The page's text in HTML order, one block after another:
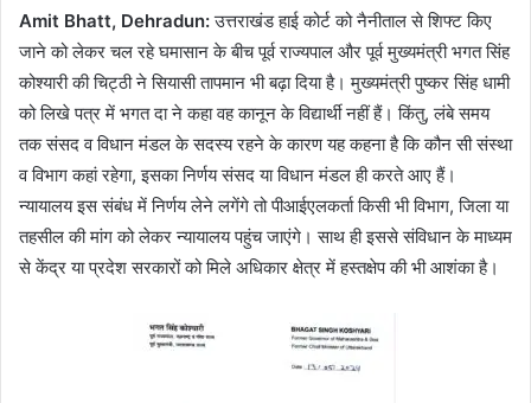
Amit Bhatt, Dehradun:उत्तराखंड हाई कोर्ट को नैनीताल से शिफ्ट किए
जाने को लेकर चल रहे घमासान के बीच पूर्व राज्यपाल और पूर्व मुख्यमंत्री भगत सिंह
कोश्यारी की चिट्ठी ने सियासी तापमान भी बढ़ा दिया है। मुख्यमंत्री पुष्कर सिंह धामी
को लिखे पत्र में भगत दा ने कहा वह कानून के विद्यार्थी नहीं हैं। किंतु, लंबे समय
तक संसद व विधान मंडल के सदस्य रहने के कारण यह कहना है कि कौन सी संस्था
व विभाग कहां रहेगा, इसका निर्णय संसद या विधान मंडल ही करते आए हैं।
न्यायालय इस संबंध में निर्णय लेने लगेंगे तो पीआईएलकर्ता किसी भी विभाग, जिला या
तहसील की मांग को लेकर न्यायालय पहुंच जाएंगे। साथ ही इससे संविधान के माध्यम
से केंद्र या प्रदेश सरकारों को मिले अधिकार क्षेत्र में हस्तक्षेप की भी आशंका है।